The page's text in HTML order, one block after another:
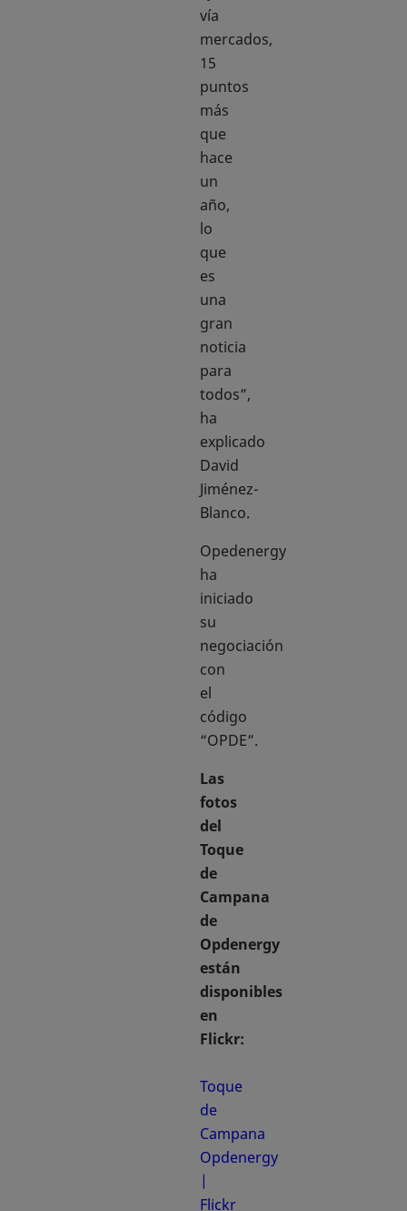
vía
mercados,
15
puntos
más
que
hace
un
año,
lo
que
es
una
gran
noticia
para
todos”,
ha
explicado
David
Jiménez-
Blanco.
Opedenergy
ha
iniciado
su
negociación
con
el
código
“OPDE”.
Las
fotos
del
Toque
de
Campana
de
Opdenergy
están
disponibles
en
Flickr:
Toque
de
Campana
Opdenergy
|
Flickr